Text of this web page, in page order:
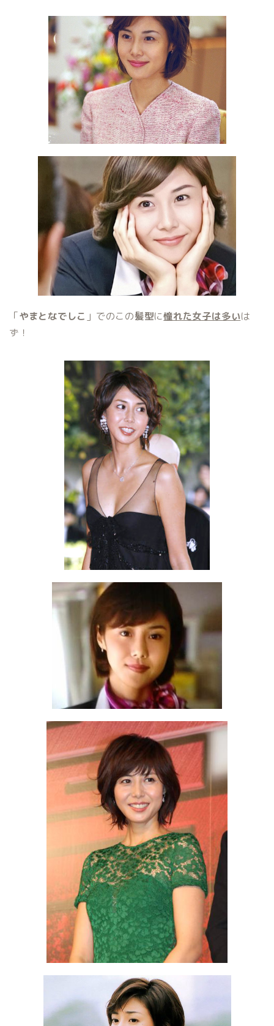
「やまとなでしこ 」でのこの髪型に憧れた女子は多いは
ず！